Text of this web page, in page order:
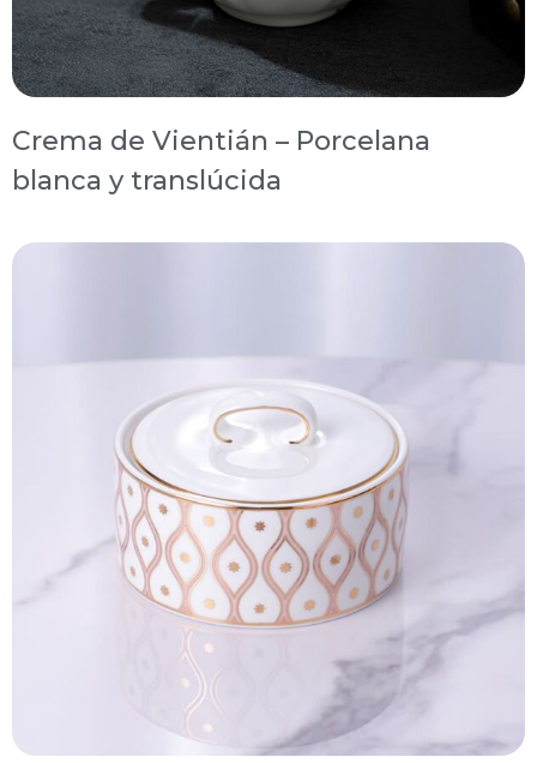
Crema de Vientián – Porcelana
blanca y translúcida